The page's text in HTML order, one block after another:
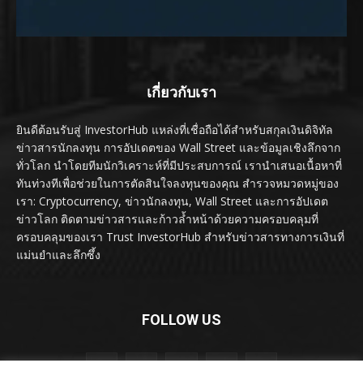
เกี่ยวกับเรา
ยินดีต้อนรับสู่ InvestorHub แหล่งที่เชื่อถือได้สำหรับสกุลเงินดิจิทัล
ข่าวสารนักลงทุน การอัปเดตของ Wall Street และข้อมูลเชิงลึกจาก
ทั่วโลก นำโดยทีมนักวิเคราะห์ที่มีประสบการณ์ เรานำเสนอเนื้อหาที่
ทันท่วงทีเพื่อช่วยในการตัดสินใจลงทุนของคุณ สำรวจหมวดหมู่ของ
เรา: Cryptocurrency, ข่าวนักลงทุน, Wall Street และการอัปเดต
ข่าวโลก ติดตามข่าวสารและก้าวล้ำหน้าด้วยความครอบคลุมที่
ครอบคลุมของเรา Trust InvestorHub สำหรับข่าวสารทางการเงินที่
แม่นยำและลึกซึ้ง
FOLLOW US